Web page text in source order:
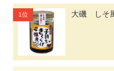
大磯 しそ